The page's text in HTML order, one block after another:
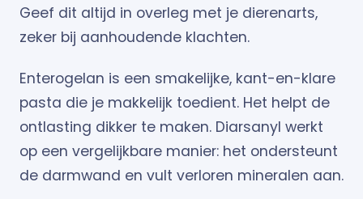
Geef dit altijd in overleg met je dierenarts,
zeker bij aanhoudende klachten.
Enterogelan is een smakelijke, kant-en-klare
pasta die je makkelijk toedient. Het helpt de
ontlasting dikker te maken. Diarsanyl werkt
op een vergelijkbare manier: het ondersteunt
de darmwand en vult verloren mineralen aan.